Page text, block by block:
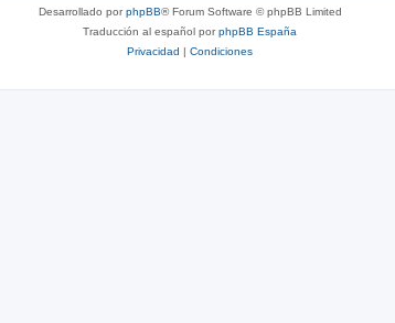
Desarrollado porphpBB® Forum Software © phpBB Limited
Traducción al español porphpBB España
Privacidad | Condiciones